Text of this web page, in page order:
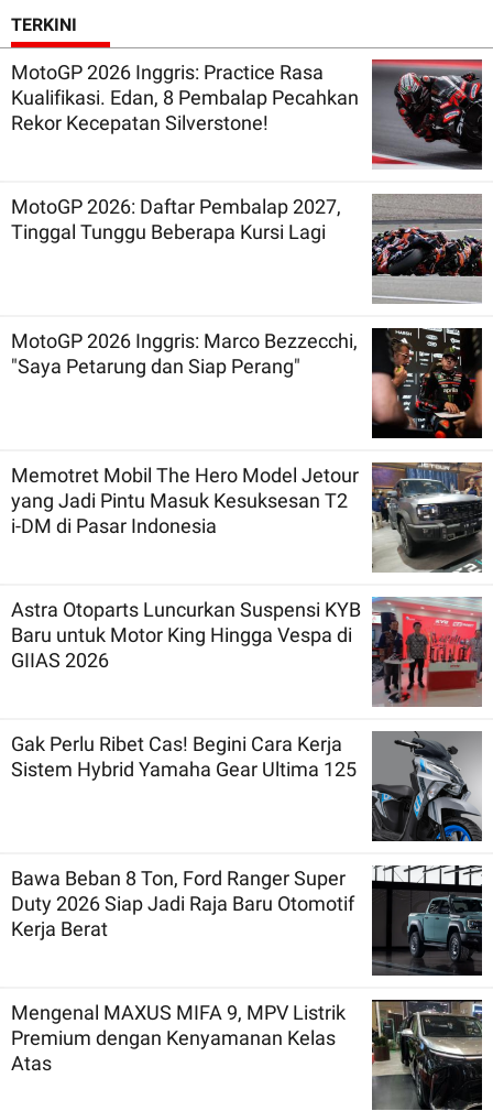
TERKINI
MotoGP 2026 Inggris: Practice Rasa
Kualifikasi. Edan, 8 Pembalap Pecahkan
Rekor Kecepatan Silverstone!
MotoGP 2026: Daftar Pembalap 2027,
Tinggal Tunggu Beberapa Kursi Lagi
MotoGP 2026 Inggris: Marco Bezzecchi,
"Saya Petarung dan Siap Perang"
Memotret Mobil The Hero Model Jetour
yang Jadi Pintu Masuk Kesuksesan T2
i-DM di Pasar Indonesia
Astra Otoparts Luncurkan Suspensi KYB
Baru untuk Motor King Hingga Vespa di
GIIAS 2026
Gak Perlu Ribet Cas! Begini Cara Kerja
Sistem Hybrid Yamaha Gear Ultima 125
Bawa Beban 8 Ton, Ford Ranger Super
Duty 2026 Siap Jadi Raja Baru Otomotif
Kerja Berat
Mengenal MAXUS MIFA 9, MPV Listrik
Premium dengan Kenyamanan Kelas
Atas